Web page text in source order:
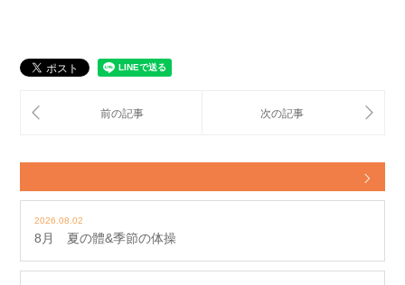
2026.08.02
8月 夏の體&季節の体操